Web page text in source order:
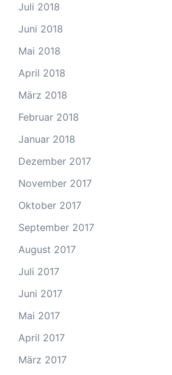
Juli 2018
Juni 2018
Mai 2018
April 2018
März 2018
Februar 2018
Januar 2018
Dezember 2017
November 2017
Oktober 2017
September 2017
August 2017
Juli 2017
Juni 2017
Mai 2017
April 2017
März 2017